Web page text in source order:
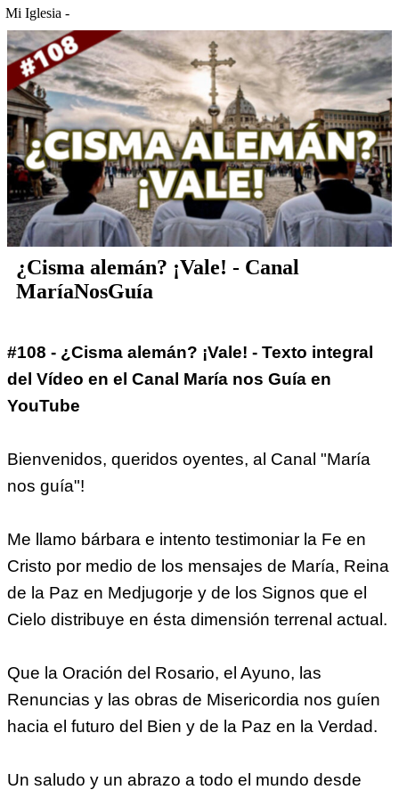
Mi Iglesia -
¿Cisma alemán? ¡Vale! - Canal
MaríaNosGuía
#108 - ¿Cisma alemán? ¡Vale! - Texto integral
del Vídeo en el Canal María nos Guía en
YouTube
Bienvenidos, queridos oyentes, al Canal "María
nos guía"!
Me llamo bárbara e intento testimoniar la Fe en
Cristo por medio de los mensajes de María, Reina
de la Paz en Medjugorje y de los Signos que el
Cielo distribuye en ésta dimensión terrenal actual.
Que la Oración del Rosario, el Ayuno, las
Renuncias y las obras de Misericordia nos guíen
hacia el futuro del Bien y de la Paz en la Verdad.
Un saludo y un abrazo a todo el mundo desde